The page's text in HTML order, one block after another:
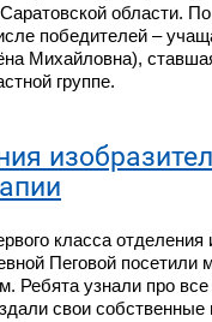
области. По
победителей –
Михайловна),
группе.
класса отделения
Пеговой посетили
Ребята узнали про
свои